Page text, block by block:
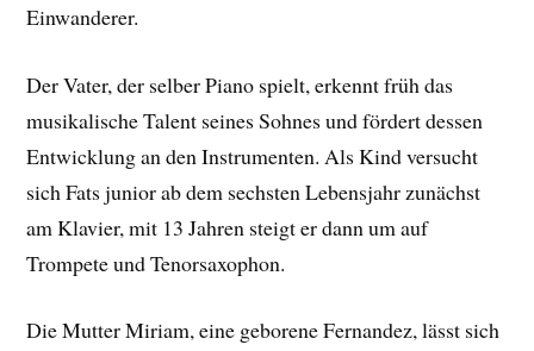
Einwanderer.
Der Vater, der selber Piano spielt, erkennt früh das
musikalische Talent seines Sohnes und fördert dessen
Entwicklung an den Instrumenten. Als Kind versucht
sich Fats junior ab dem sechsten Lebensjahr zunächst
am Klavier, mit 13 Jahren steigt er dann um auf
Trompete und Tenorsaxophon.
Die Mutter Miriam, eine geborene Fernandez, lässt sich